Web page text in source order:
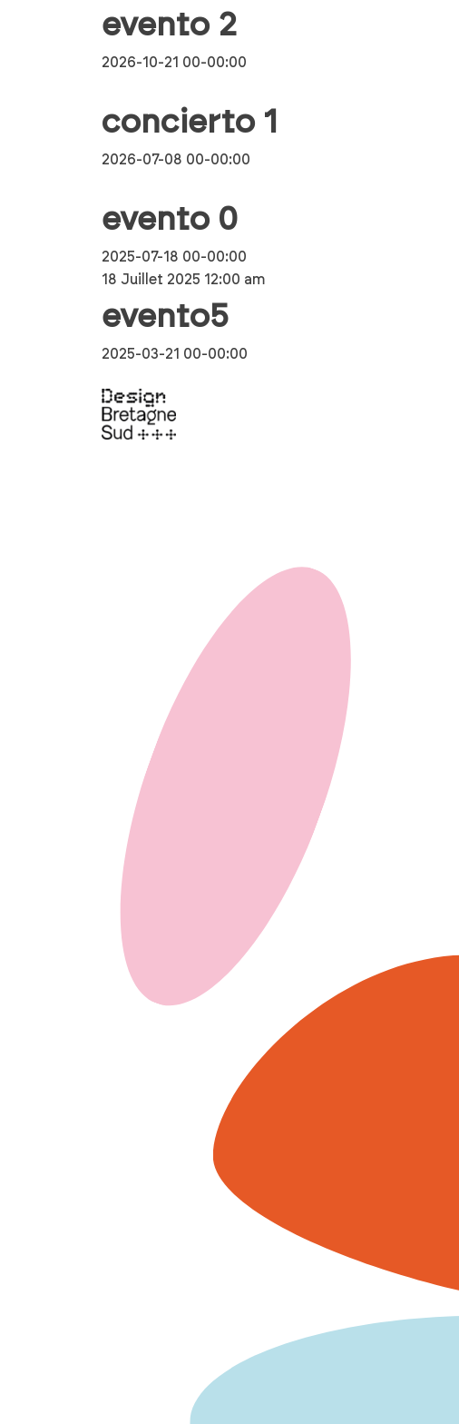
evento 2
2026-10-21 00-00:00
concierto 1
2026-07-08 00-00:00
evento 0
2025-07-18 00-00:00
18 Juillet 2025 12:00 am
evento5
2025-03-21 00-00:00